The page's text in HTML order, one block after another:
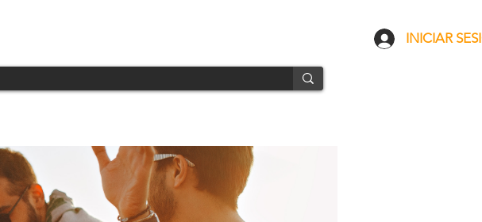
INICIAR